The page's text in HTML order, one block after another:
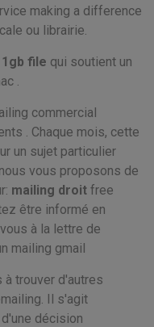
making a difference
ou librairie.
file qui soutient un
.
commercial
. Chaque mois, cette
un sujet particulier
vous proposons de
mailing droit free
être informé en
à la lettre de
mailing gmail
à trouver d'autres
Il s'agit
décision